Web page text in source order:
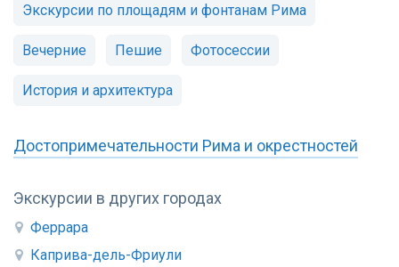
Экскурсии в других городах
Феррара
Каприва-дель-Фриули
Экскурсии по площадям и фонтанам Рима
Вечерние Пешие Фотосессии
История и архитектура
Достопримечательности Рима и окрестностей